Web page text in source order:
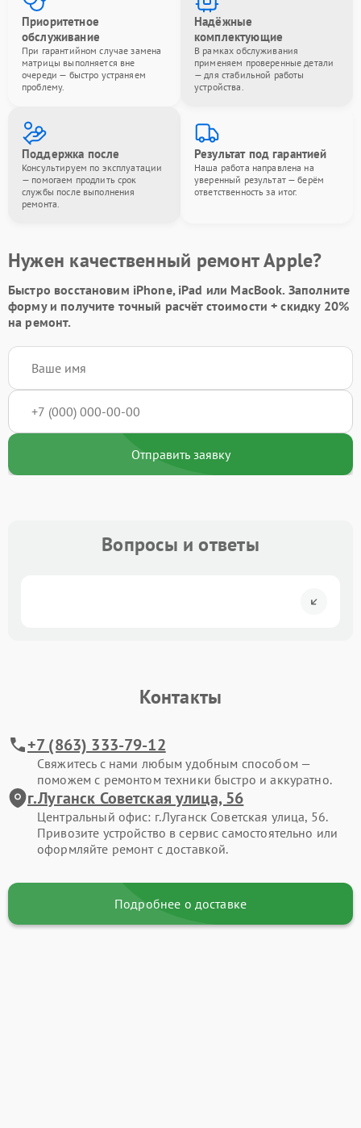
Приоритетное
обслуживание
При гарантийном случае замена
матрицы выполняется вне
очереди — быстро устраняем
проблему.
Надёжные
комплектующие
В рамках обслуживания
применяем проверенные детали
— для стабильной работы
устройства.
Поддержка после
Консультируем по эксплуатации
— помогаем продлить срок
службы после выполнения
ремонта.
Результат под гарантией
Наша работа направлена на
уверенный результат — берём
ответственность за итог.
Нужен качественный ремонт Apple?
Быстро восстановим iPhone, iPad или MacBook. Заполните
формуи получите точный расчёт стоимости +скидку 20%
на ремонт.
Отправить заявку
Вопросы и ответы
Контакты
+7 (863) 333-79-12
Свяжитесь с нами любым удобным способом —
поможем с ремонтом техники быстро и аккуратно.
г.Луганск Советская улица, 56
Центральный офис: г.Луганск Советская улица, 56.
Привозите устройство в сервис самостоятельно или
оформляйте ремонт с доставкой.
Подробнее о доставке